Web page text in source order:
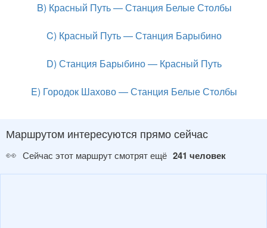
B) Красный Путь — Станция Белые Столбы
C) Красный Путь — Станция Барыбино
D) Станция Барыбино — Красный Путь
E) Городок Шахово — Станция Белые Столбы
Маршрутом интересуются прямо сейчас
👀 Сейчас этот маршрут смотрят ещё 241 человек